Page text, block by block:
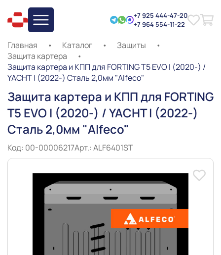
+7 925 444-47-20
+7 964 554-11-22
Главная • Каталог • Защиты
•
Защита картера
•
Защита картера и КПП для FORTING T5 EVO I (2020-) /
YACHT I (2022-) Сталь 2,0мм "Alfeco"
Защита картера и КПП для FORTING
T5 EVO I (2020-) / YACHT I (2022-)
Сталь 2,0мм "Alfeco"
Код: 00-00006217Арт.: ALF6401ST